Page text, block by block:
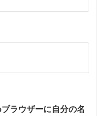
ラウザーに自分の名